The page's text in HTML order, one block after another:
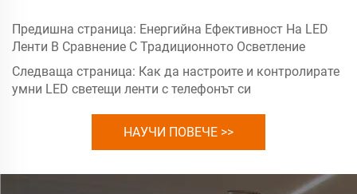
Предишна страница: Енергийна Ефективност На LED
Ленти В Сравнение С Традиционното Осветление
Следваща страница: Как да настроите и контролирате
умни LED светещи ленти с телефонът си
НАУЧИ ПОВЕЧЕ >>